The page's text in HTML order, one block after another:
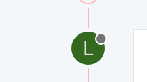
L